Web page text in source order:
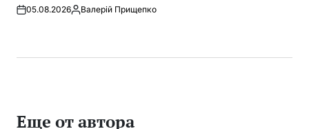
05.08.2026Запись
Валерій Прищепко
Еще от автора